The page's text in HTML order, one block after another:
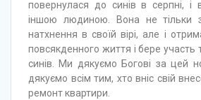
повернулася до синів в серпні, і
іншою людиною. Вона не тільки
натхнення в своїй вірі, але і
повсякденного життя і бере участь
синів. Ми дякуємо Богові за цей
дякуємо всім тим, хто вніс свій
ремонт квартири.